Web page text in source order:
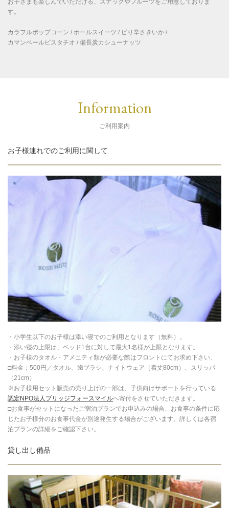
お子さまも楽しんでいただける、スナックやフルーツをご用意しておりま
す。
カラフルポップコーン / ホールスイーツ / ピり辛さきいか /
カマンベールピスタチオ / 備長炭カシューナッツ
Information
ご利用案内
お子様連れでのご利用に関して
・小学生以下のお子様は添い寝でのご利用となります（無料）。
・添い寝の上限は、ベッド1台に対して最大1名様が上限となります。
・お子様のタオル・アメニティ類が必要な際はフロントにてお求め下さい。
□料金；500円／タオル、歯ブラシ、ナイトウェア（着丈80cm）、スリッパ
（21cm）
※お子様用セット販売の売り上げの一部は、子供向けサポートを行っている
認定NPO法人ブリッジフォースマイルへ寄付をさせていただきます。
□お食事がセットになったご宿泊プランでお申込みの場合、お食事の条件に応
じたお子様分のお食事代金が別途発生する場合がございます。詳しくは各宿
泊プランの詳細をご確認下さい。
貸し出し備品